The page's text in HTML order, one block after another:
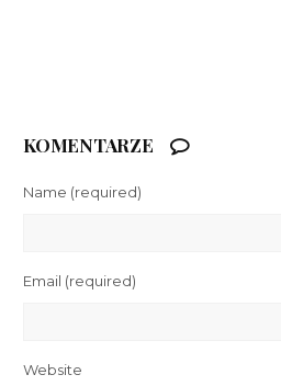
KOMENTARZE
Name (required)
Email (required)
Website